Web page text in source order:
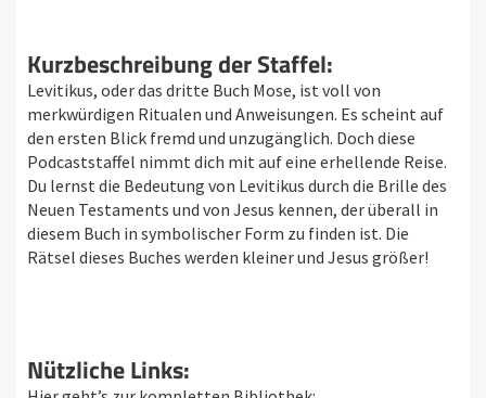
Kurzbeschreibung der Staffel:
Levitikus, oder das dritte Buch Mose, ist voll von
merkwürdigen Ritualen und Anweisungen. Es scheint auf
den ersten Blick fremd und unzugänglich. Doch diese
Podcaststaffel nimmt dich mit auf eine erhellende Reise.
Du lernst die Bedeutung von Levitikus durch die Brille des
Neuen Testaments und von Jesus kennen, der überall in
diesem Buch in symbolischer Form zu finden ist. Die
Rätsel dieses Buches werden kleiner und Jesus größer!
Nützliche Links: